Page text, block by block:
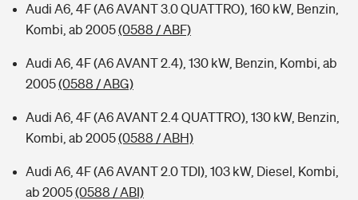
Audi A6, 4F (A6 AVANT 3.0 QUATTRO), 160 kW, Benzin,
Kombi, ab 2005(0588 / ABF)
Audi A6, 4F (A6 AVANT 2.4), 130 kW, Benzin, Kombi, ab
2005(0588 / ABG)
Audi A6, 4F (A6 AVANT 2.4 QUATTRO), 130 kW, Benzin,
Kombi, ab 2005(0588 / ABH)
Audi A6, 4F (A6 AVANT 2.0 TDI), 103 kW, Diesel, Kombi,
ab 2005(0588 / ABI)